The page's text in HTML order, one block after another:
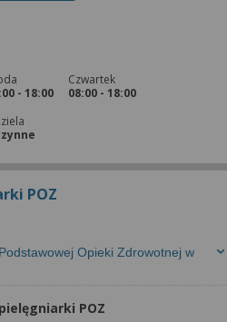
- 18:00
Czwartek
08:00 - 18:00
POZ
Opieki Zdrowotnej w
POZ